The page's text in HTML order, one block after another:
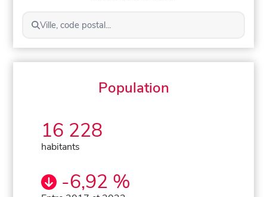
Ville, code postal...
Population
16 228
habitants
-6,92 %